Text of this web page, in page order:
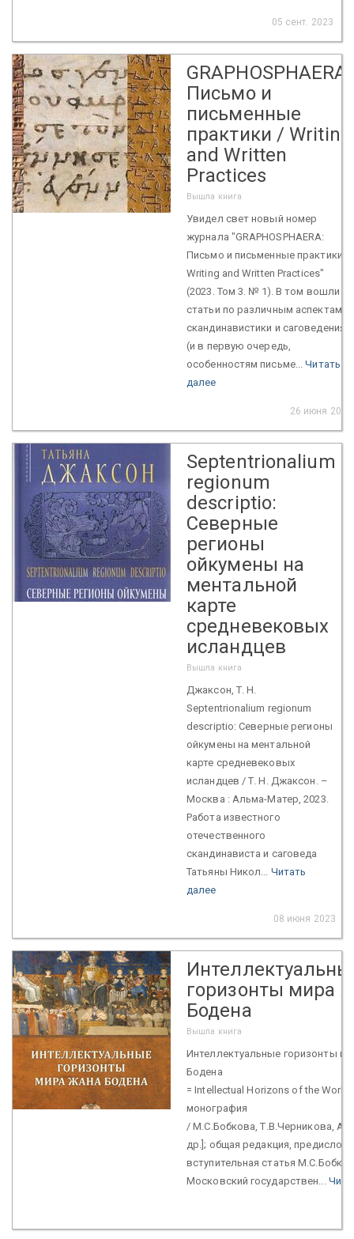
05 сент. 2023
GRAPHOSPHAERA:
Письмо и
письменные
практики / Writing
and Written
Practices
Вышла книга
Увидел свет новый номер
журнала "GRAPHOSPHAERA:
Письмо и письменные практики /
Writing and Written Practices"
(2023. Том 3. № 1). В том вошли
статьи по различным аспектам
скандинавистики и саговедения
(и в первую очередь,
особенностям письме...Читать
далее
26 июня 2023
Septentrionalium
regionum
descriptio:
Северные
регионы
ойкумены на
ментальной
карте
средневековых
исландцев
Вышла книга
Джаксон, Т. Н.
Septentrionalium regionum
descriptio: Северные регионы
ойкумены на ментальной
карте средневековых
исландцев / Т. Н. Джаксон. –
Москва : Альма-Матер, 2023.
Работа известного
отечественного
скандинависта и саговеда
Татьяны Никол... Читать
далее
08 июня 2023
горизонты мира
Бодена
Вышла книга
Интеллектуальные горизонты
Бодена
= Intellectual Horizons of the World
монография
/ М.С.Бобкова, Т.В.Черникова,
др.]; общая редакция,
вступительная статья
Московский государствен...